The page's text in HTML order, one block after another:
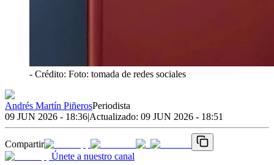
- Crédito: Foto: tomada de redes sociales
Andrés Martín PiñerosPeriodista
09 JUN 2026 - 18:36|Actualizado: 09 JUN 2026 - 18:51
Compartir
Únete a nuestro canal